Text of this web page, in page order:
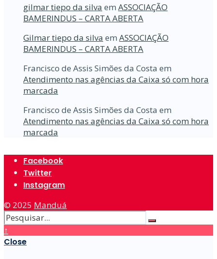
gilmar tiepo da silva em ASSOCIAÇÃO
BAMERINDUS – CARTA ABERTA
Gilmar tiepo da silva em ASSOCIAÇÃO
BAMERINDUS – CARTA ABERTA
Francisco de Assis Simões da Costa em
Atendimento nas agências da Caixa só com hora
marcada
Francisco de Assis Simões da Costa em
Atendimento nas agências da Caixa só com hora
marcada
Facebook
Twitter
Instagram
© 2025 Manduá
↑
Close